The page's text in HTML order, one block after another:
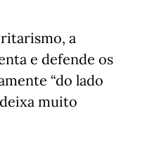
a
e defende os
“do lado
muito